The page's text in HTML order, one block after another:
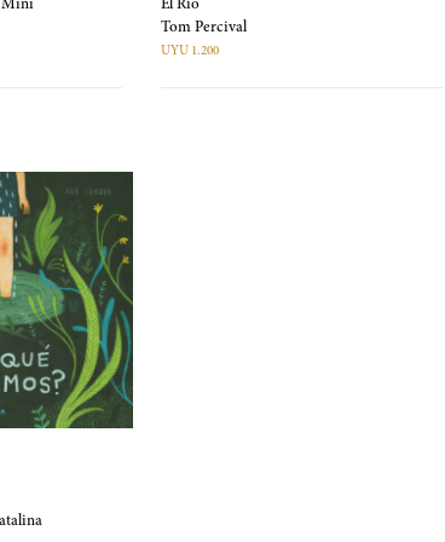
Mini
El Río
Tom Percival
UYU 1.200